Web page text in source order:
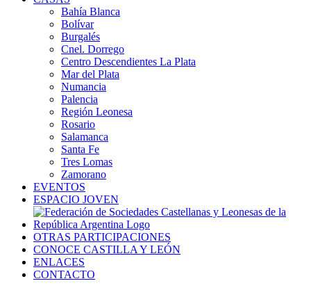
Bahía Blanca
Bolívar
Burgalés
Cnel. Dorrego
Centro Descendientes La Plata
Mar del Plata
Numancia
Palencia
Región Leonesa
Rosario
Salamanca
Santa Fe
Tres Lomas
Zamorano
EVENTOS
ESPACIO JOVEN
OTRAS PARTICIPACIONES
CONOCE CASTILLA Y LEÓN
ENLACES
CONTACTO